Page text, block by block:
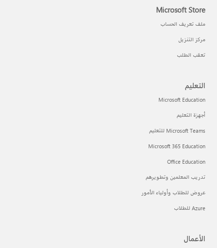
Microsoft Store
ملف تعريف الحساب
مركز التنزيل
تعقب الطلب
التعليم
Microsoft Education
أجهزة التعليم
Microsoft Teams للتعليم
Microsoft 365 Education
Office Education
تدريب المعلمين وتطويرهم
عروض للطلاب وأولياء الأمور
Azure للطلاب
الأعمال